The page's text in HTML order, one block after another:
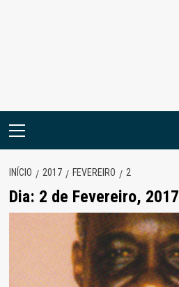
Menu
INÍCIO 2017 FEVEREIRO 2
Dia: 2 de Fevereiro, 2017